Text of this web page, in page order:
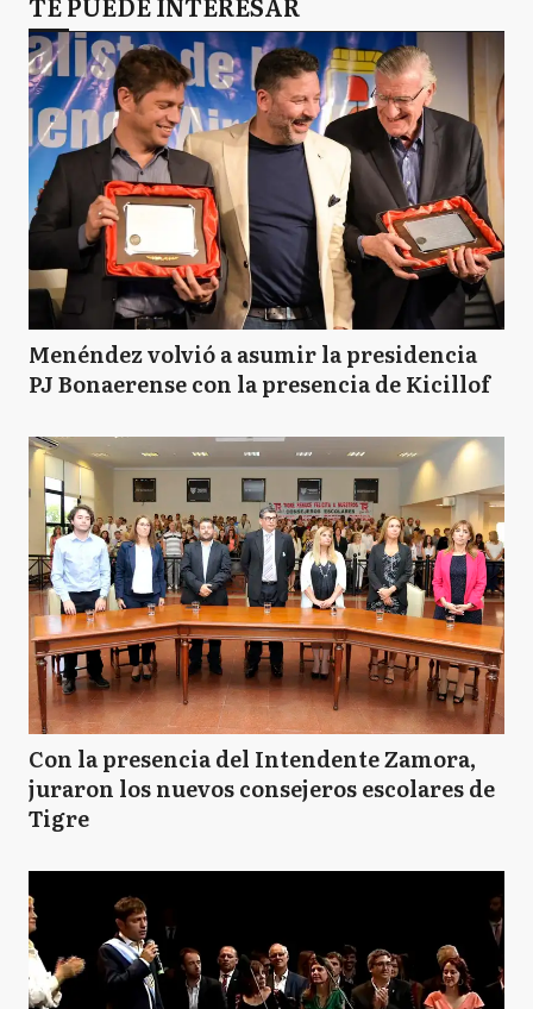
Menéndez volvió a asumir la presidencia
PJ Bonaerense con la presencia de Kicillof
Con la presencia del Intendente Zamora,
juraron los nuevos consejeros escolares de
Tigre